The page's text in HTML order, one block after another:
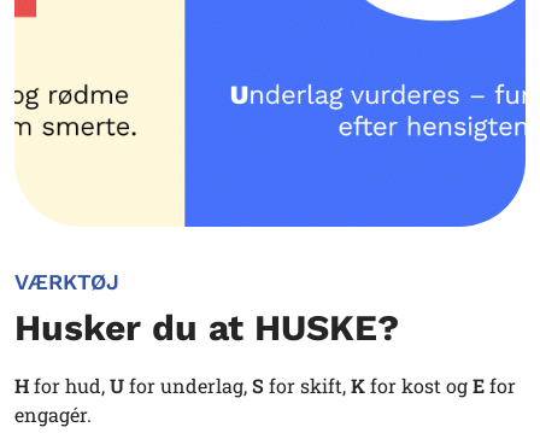
VÆRKTØJ
Husker du at HUSKE?
Hfor hud,Ufor underlag,S for skift,Kfor kost ogEfor
engagér.